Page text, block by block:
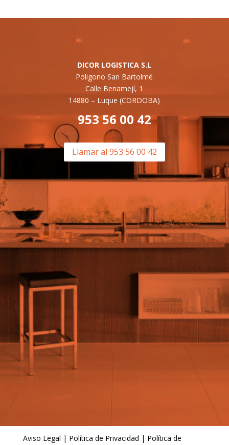
DICOR LOGISTICA S.L
Poligono San Bartolmé
Calle Benamejí, 1
14880 – Luque (CORDOBA)
953 56 00 42
Llamar al 953 56 00 42
Aviso Legal | Política de Privacidad | Política de